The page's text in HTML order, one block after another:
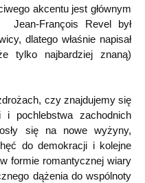
akcentu jest głównym
Jean-François Revel był
dlatego właśnie napisał
tylko najbardziej znaną)
czy znajdujemy się
pochlebstwa zachodnich
się na nowe wyżyny,
do demokracji i kolejne
formie romantycznej wiary
dążenia do wspólnoty